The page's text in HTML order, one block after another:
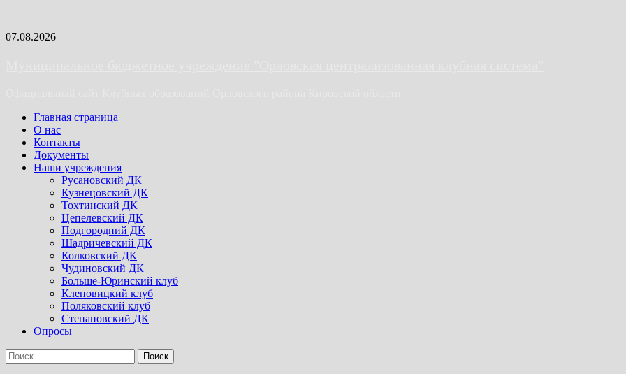
Skip
07.08.2026
Primary
Menu
Главная страница
О нас
Контакты
Документы
Наши учреждения
Русановский ДК
Кузнецовский ДК
Тохтинский ДК
Цепелевский ДК
Подгородний ДК
Шадричевский ДК
Колковский ДК
Чудиновский ДК
Больше-Юринский клуб
Кленовицкий клуб
Поляковский клуб
Степановский ДК
Опросы
Найти: